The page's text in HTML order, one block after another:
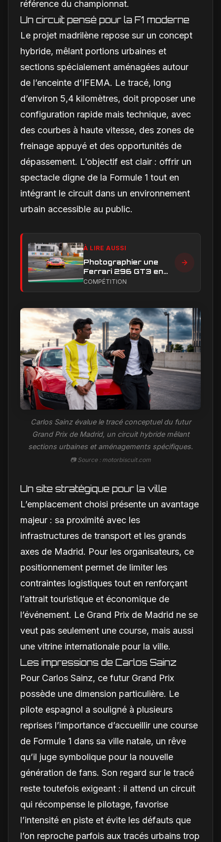
référence du championnat.
Un circuit pensé pour la F1 moderne
Le projet madrilène repose sur un concept
hybride, mêlant portions urbaines et
sections spécialement aménagées autour
de l’enceinte d’IFEMA. Le tracé, long
d’environ 5,4 kilomètres, doit proposer une
configuration rapide mais technique, avec
des courbes à haute vitesse, des zones de
freinage appuyé et des opportunités de
dépassement. L’objectif est clair : offrir un
spectacle digne de la Formule 1 tout en
intégrant le circuit dans un environnement
urbain accessible au public.
À LIRE AUSSI
Photographier une
Ferrari 296 GT3 en
action : construire une
COMPÉTITION
Carlos Sainz évalue le tracé conceptuel du futur
Grand Prix de Madrid, un circuit hybride mêlant
sections urbaines et aménagements spécifiques.
📷 Source : motorbiscuit.com
Un site stratégique pour la ville
L’emplacement choisi présente un avantage
majeur : sa proximité avec les
infrastructures de transport et les grands
axes de Madrid. Pour les organisateurs, ce
positionnement permet de limiter les
contraintes logistiques tout en renforçant
l’attrait touristique et économique de
l’événement. Le Grand Prix de Madrid ne se
veut pas seulement une course, mais aussi
une vitrine internationale pour la ville.
Les impressions de Carlos Sainz
Pour Carlos Sainz, ce futur Grand Prix
possède une dimension particulière. Le
pilote espagnol a souligné à plusieurs
reprises l’importance d’accueillir une course
de Formule 1 dans sa ville natale, un rêve
qu’il juge symbolique pour la nouvelle
génération de fans. Son regard sur le tracé
reste toutefois exigeant : il attend un circuit
qui récompense le pilotage, favorise
l’intensité en piste et évite les défauts que
l’on reproche parfois aux tracés urbains trop